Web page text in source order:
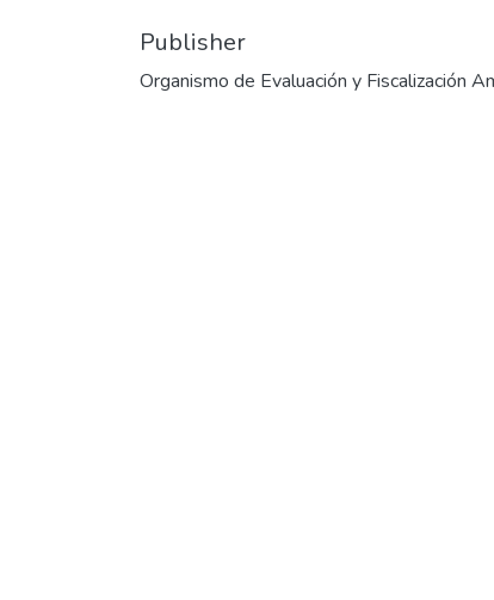
Publisher
Organismo de Evaluación y Fiscalización